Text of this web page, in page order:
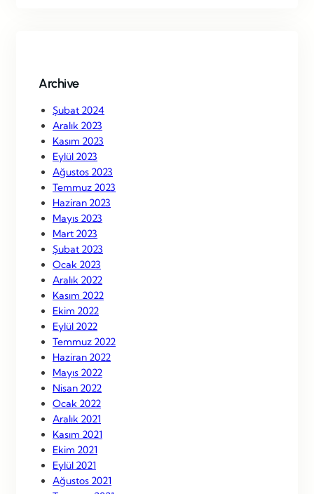
Archive
Şubat 2024
Aralık 2023
Kasım 2023
Eylül 2023
Ağustos 2023
Temmuz 2023
Haziran 2023
Mayıs 2023
Mart 2023
Şubat 2023
Ocak 2023
Aralık 2022
Kasım 2022
Ekim 2022
Eylül 2022
Temmuz 2022
Haziran 2022
Mayıs 2022
Nisan 2022
Ocak 2022
Aralık 2021
Kasım 2021
Ekim 2021
Eylül 2021
Ağustos 2021